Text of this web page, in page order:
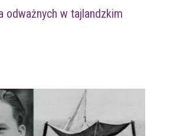
odważnych w tajlandzkim